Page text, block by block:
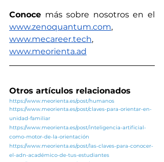
Conoce
www.zenoquantum.com,
www.mecareer.tech
www.meorienta.ad
Otros artículos relacionados
https://www.meorienta.es/post/humanos
https://www.meorienta.es/post/claves-para-orientar-en-
unidad-familiar
https://www.meorienta.es/post/inteligencia-artificial-
como-motor-de-la-orientación
https://www.meorienta.es/post/las-claves-para-conocer-
el-adn-académico-de-tus-estudiantes